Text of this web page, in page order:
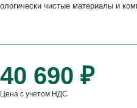
40 690 ₽
Цена с учетом НДС
чистые материалы и